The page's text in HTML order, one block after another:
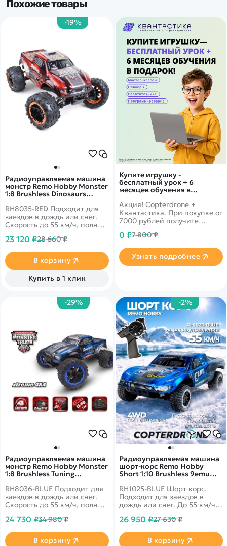
Похожие товары
Купите игрушку -
бесплатный урок + 6
месяцев обучения в
Акция! Copterdrone +
Квантастика. При покупке от
7000 рублей получите
нашего партнера
0 ₽7 800 ₽
Узнать подробнее
-19%
Радиоуправляемая машина
монстр Remo Hobby Monster
1:8 Brushless Dinosaurs
RH8035-RED
RH8035-RED Подходит для
заездов в дождь или снег.
Скорость до 55 км/ч, полный
23 120 ₽28 660 ₽
В корзину
Купить в 1 клик
-29%
Радиоуправляемая машина
монстр Remo Hobby Monster
1:8 Brushless Tuning
RH8036-BLUE
RH8036-BLUE Подходит для
заездов в дождь или снег.
Скорость до 55 км/ч, полный
24 730 ₽34 980 ₽
В корзину
-2%
Радиоуправляемая машина
шорт-корс Remo Hobby
Short 1:10 Brushless 9emu
RH1025-BLUE Шорт корс.
Подходит для заездов в
дождь или снег. До 55 км/ч,
1:10
26 950 ₽27 630 ₽
В корзину